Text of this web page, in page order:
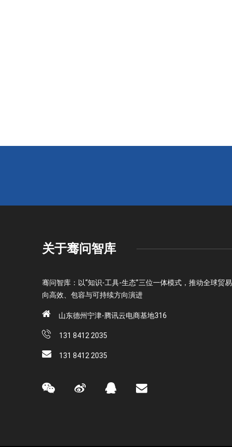
关于骞问智库
骞问智库：以“知识-工具-生态”三位一体模式，推动全球贸易
向高效、包容与可持续方向演进
山东德州宁津-腾讯云电商基地316
131 8412 2035
131 8412 2035